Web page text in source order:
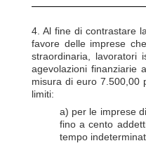
4. Al fine di contrastare
favore delle imprese
straordinaria, lavoratori
agevolazioni finanziarie
misura di euro 7.500,00
limiti:
a) per le imprese
fino a cento
tempo